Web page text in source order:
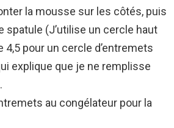
la mousse sur les côtés, puis
spatule (J’utilise un cercle haut
4,5 pour un cercle d’entremets
explique que je ne remplisse
au congélateur pour la